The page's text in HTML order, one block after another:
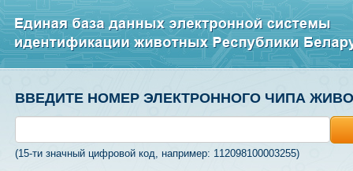
ВВЕДИТЕ НОМЕР ЭЛЕКТРОННОГО ЧИПА
(15-ти значный цифровой код, например: 112098100003255)